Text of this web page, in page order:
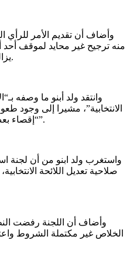
وأضاف أن تقديم الأمر للرأي
منه ترجيح غير محايد لموقف
يزال محل طعن قضائي، وفق تعبيره.
وانتقد ولد أبنو ما وصفه
الانتخابية”، مشيرا إلى وجود
“إقصاء بعض المترشحين من اللائحة النهائية”.
واستغرب ولد ابنو من أن لجنة
صلاحية تعديل اللائحة
وأضاف أن اللجنة رفضت
الخلاص غير مكتملة الشروط